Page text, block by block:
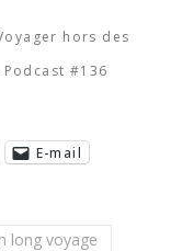
hors des
#136
E-mail
long voyage